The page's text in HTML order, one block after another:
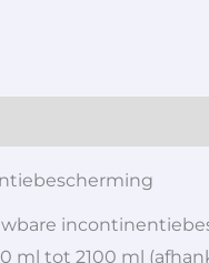
ml tot 2100 ml